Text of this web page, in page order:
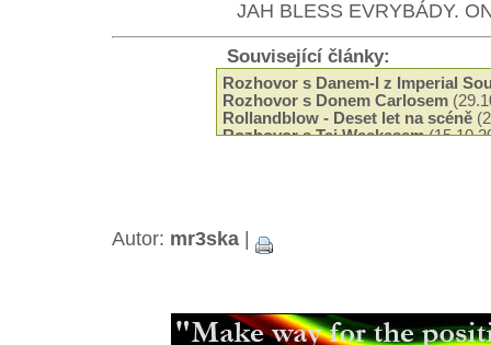
JAH BLESS EVRYBÁDY.
Související články:
Rozhovor s Danem-I z Imperial
Rozhovor s Donem Carlosem
Rollandblow - Deset let na scéně
Rozhovor s Taj Weekesem
Autor: mr3ska